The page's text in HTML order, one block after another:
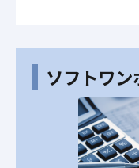
ソフトワン